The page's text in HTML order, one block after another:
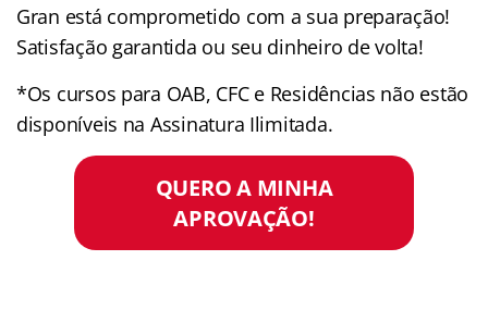
Gran está comprometido com a sua preparação!
Satisfação garantida ou seu dinheiro de volta!
*Os cursos para OAB, CFC e Residências não estão
disponíveis na Assinatura Ilimitada.
QUERO A MINHA
APROVAÇÃO!